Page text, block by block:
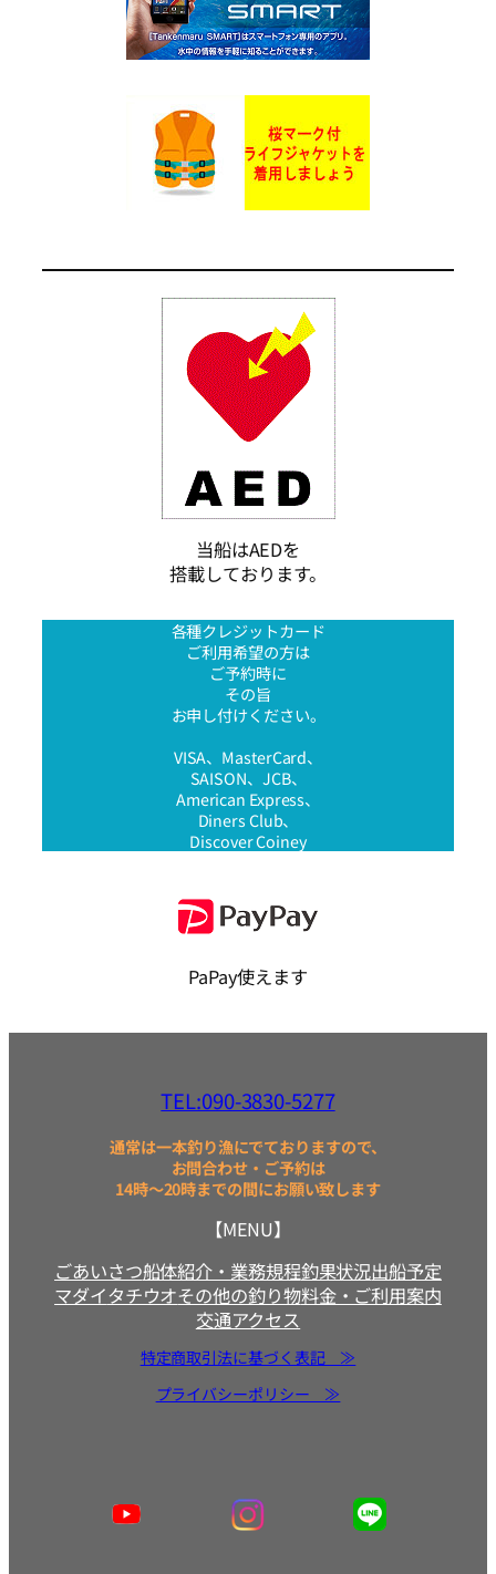
当船はAEDを
搭載しております。
各種クレジットカード
ご利用希望の方は
ご予約時に
その旨
お申し付けください。
VISA、MasterCard、
SAISON、JCB、
American Express、
Diners Club、
Discover Coiney
PaPay使えます
TEL:090-3830-5277
通常は一本釣り漁にでておりますので、
お問合わせ・ご予約は
14時～20時までの間にお願い致します
【MENU】
ごあいさつ船体紹介・業務規程釣果状況出船予定
マダイタチウオその他の釣り物料金・ご利用案内
交通アクセス
特定商取引法に基づく表記 ≫
プライバシーポリシー ≫